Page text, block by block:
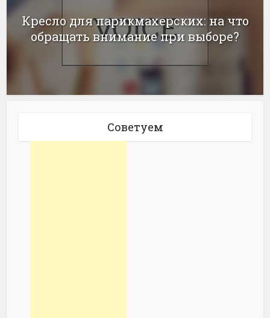
Кресло для парикмахерских: на что
обращать внимание при выборе?
Советуем